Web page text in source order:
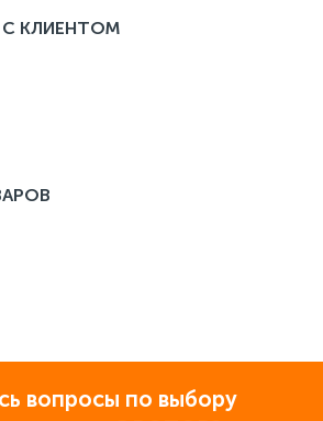
КЛИЕНТОМ
вопросы по выбору